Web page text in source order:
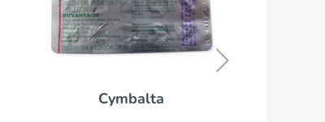
Elavil